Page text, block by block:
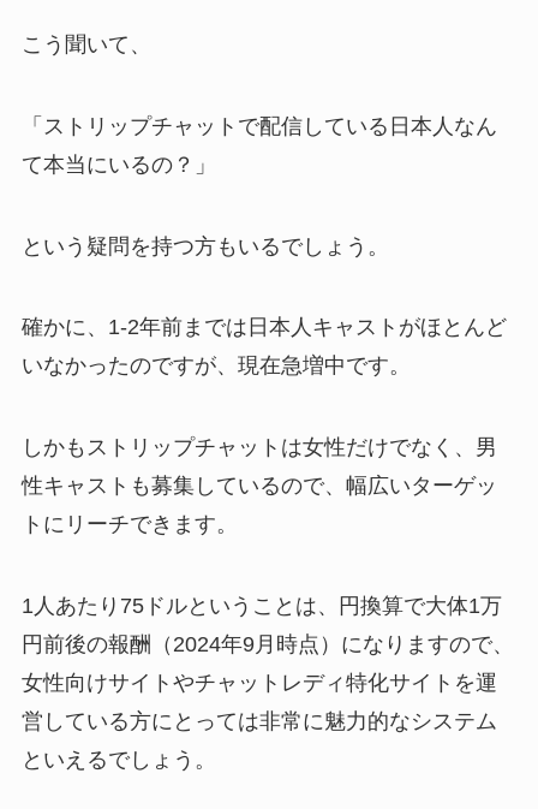
こう聞いて、
「ストリップチャットで配信している日本人なん
て本当にいるの？」
という疑問を持つ方もいるでしょう。
確かに、1-2年前までは日本人キャストがほとんど
いなかったのですが、現在急増中です。
しかもストリップチャットは女性だけでなく、男
性キャストも募集しているので、幅広いターゲッ
トにリーチできます。
1人あたり75ドルということは、円換算で大体1万
円前後の報酬（2024年9月時点）になりますので、
女性向けサイトやチャットレディ特化サイトを運
営している方にとっては非常に魅力的なシステム
といえるでしょう。